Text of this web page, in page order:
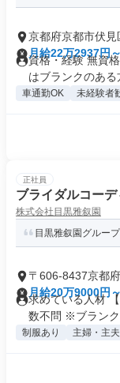
京都府京都市伏
月給22万2937円
資格・経験 無資
はブランクのある
車通勤OK 未経験者
正社員
ブライダルコー
株式会社目黒雅叙園
目黒雅叙園グルー
〒606-8437京都
町
月給20万9000円
求めている人材
数不問 ※ブランク
制服あり 主婦・主